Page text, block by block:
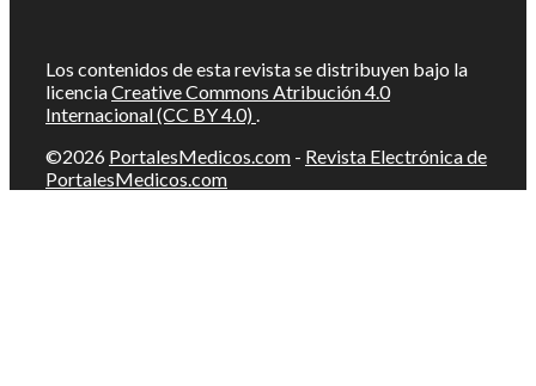
Los contenidos de esta revista se distribuyen bajo la
licenciaCreative Commons Atribución 4.0
Internacional (CC BY 4.0) .
©2026 PortalesMedicos.com - Revista Electrónica de
PortalesMedicos.com